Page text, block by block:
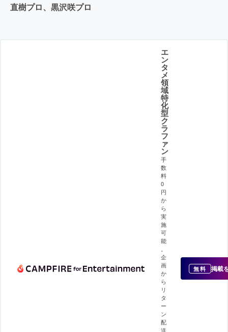
直樹プロ、黒沢咲プロ
エ
ン
タ
メ
領
域
特
化
型
ク
ラ
フ
ァ
ン
手
数
料
0
円
か
ら
実
施
可
能
企
画
か
ら
リ
タ
ー
ン
配
送
無料 掲載